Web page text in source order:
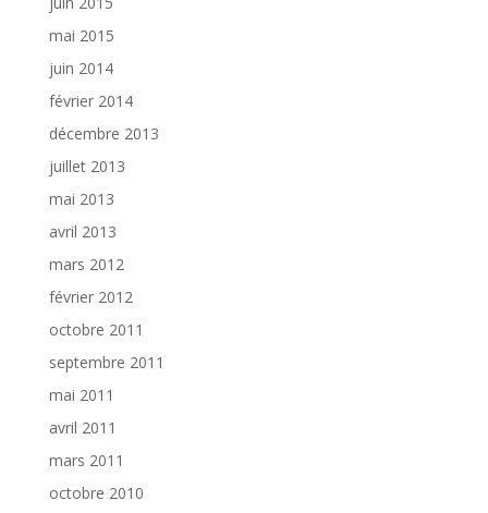
mai 2015
juin 2014
février 2014
décembre 2013
juillet 2013
mai 2013
avril 2013
mars 2012
février 2012
octobre 2011
septembre 2011
mai 2011
avril 2011
mars 2011
octobre 2010